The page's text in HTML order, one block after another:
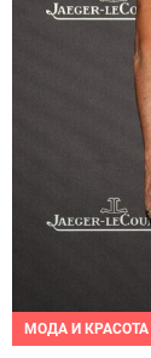
МОДА И КРАСОТА